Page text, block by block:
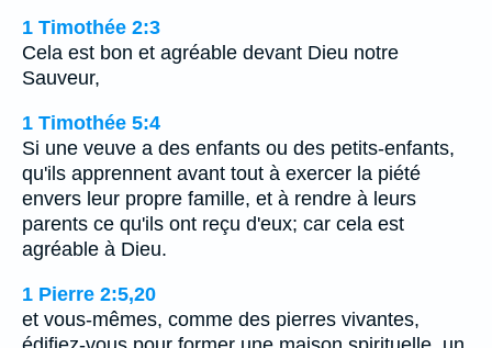
1 Timothée 2:3
Cela est bon et agréable devant Dieu notre
Sauveur,
1 Timothée 5:4
Si une veuve a des enfants ou des petits-enfants,
qu'ils apprennent avant tout à exercer la piété
envers leur propre famille, et à rendre à leurs
parents ce qu'ils ont reçu d'eux; car cela est
agréable à Dieu.
1 Pierre 2:5,20
et vous-mêmes, comme des pierres vivantes,